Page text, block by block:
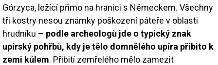
Górzyca, ležící přímo na hranici s Německem. Všechny
tři kostry nesou známky poškození páteře v oblasti
hrudníku – podle archeologů jde o typický znak
upírský pohřbů, kdy je tělo domnělého upíra přibito k
zemi kůlem. Přibití zemřelého mělo zamezit